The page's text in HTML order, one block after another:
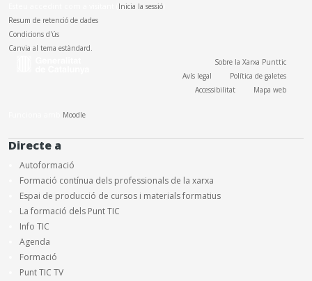
Inicia la sessió
Resum de retenció de dades
Condicions d'ús
Canvia al tema estàndard.
Sobre la Xarxa Punttic
Avís legal
Política de galetes
Accessibilitat
Mapa web
Moodle
Directe a
Autoformació
Formació contínua dels professionals de la xarxa
Espai de producció de cursos i materials formatius
La formació dels Punt TIC
Info TIC
Agenda
Formació
Punt TIC TV